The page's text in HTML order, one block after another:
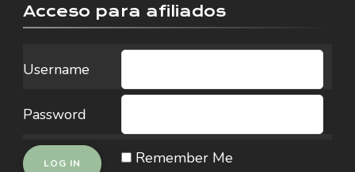
Acceso para afiliados
Username
Password
Remember Me